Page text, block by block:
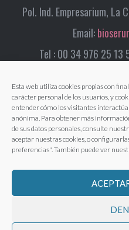
Esta web utiliza cookies propias con
carácter personal de los usuarios, y
entender cómo los visitantes
anónima. Para obtener más
de sus datos personales, consulte
aceptar nuestras cookies, o
preferencias". También puede ver
Pol. Ind. Empresarium, La
Email:
Tel : 00 34 976 25 13